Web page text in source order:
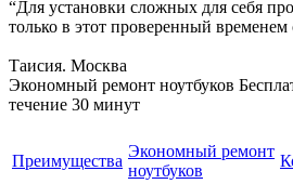
“Для установки сложных для себя
только в этот проверенный временем
Таисия. Москва
Экономный ремонт ноутбуков
течение 30 минут
Преимущества
Экономный ремонт
ноутбуков